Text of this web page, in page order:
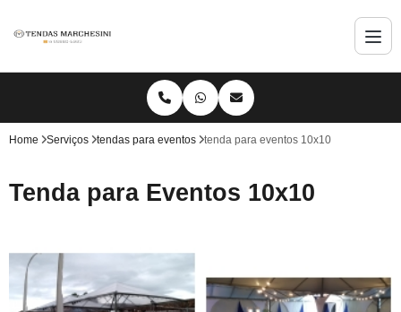
Home Serviços tendas para eventos tenda para eventos 10x10
Tenda para Eventos 10x10